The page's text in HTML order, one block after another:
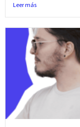
Leer más